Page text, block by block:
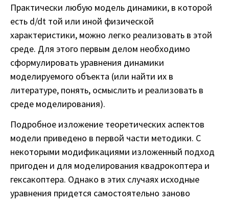
Практически любую модель динамики, в которой
есть d/dt той или иной физической
характеристики, можно легко реализовать в этой
среде. Для этого первым делом необходимо
сформулировать уравнения динамики
моделируемого объекта (или найти их в
литературе, понять, осмыслить и реализовать в
среде моделирования).
Подробное изложение теоретических аспектов
модели приведено в первой части методики. С
некоторыми модификациями изложенный подход
пригоден и для моделирования квадрокоптера и
гексакоптера. Однако в этих случаях исходные
уравнения придется самостоятельно заново